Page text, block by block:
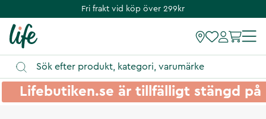
Fri frakt vid köp över 299kr
Lifebutiken.se är tillfälligt stängd